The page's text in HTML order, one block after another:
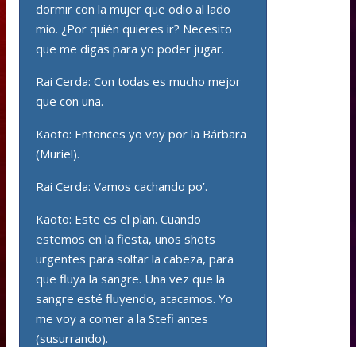
dormir con la mujer que odio al lado
mío. ¿Por quién quieres ir? Necesito
que me digas para yo poder jugar.
Rai Cerda: Con todas es mucho mejor
que con una.
Kaoto: Entonces yo voy por la Bárbara
(Muriel).
Rai Cerda: Vamos cachando po’.
Kaoto: Este es el plan. Cuando
estemos en la fiesta, unos shots
urgentes para soltar la cabeza, para
que fluya la sangre. Una vez que la
sangre esté fluyendo, atacamos. Yo
me voy a comer a la Stefi antes
(susurrando).